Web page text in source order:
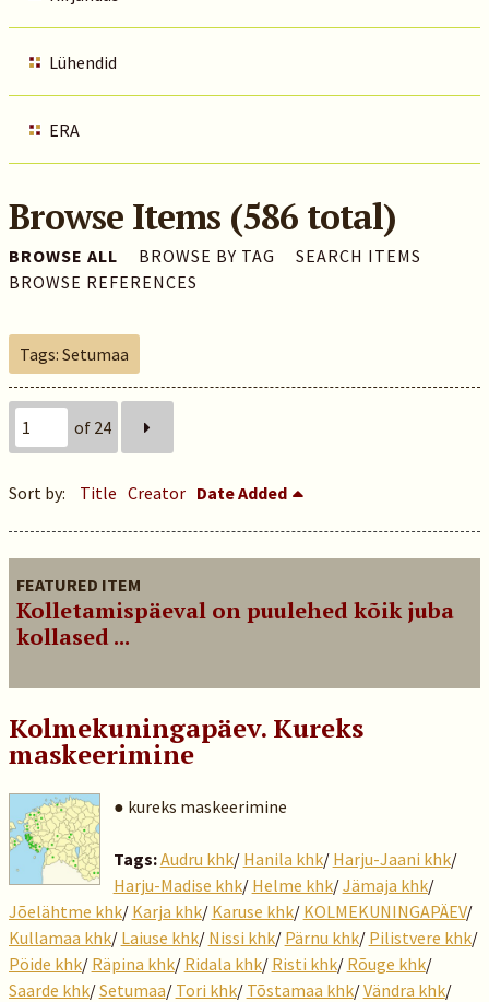
Lühendid
ERA
Browse Items (586 total)
BROWSE ALL BROWSE BY TAG
SEARCH ITEMS
BROWSE REFERENCES
Tags: Setumaa
of 24
Sort by: Title Creator Date Added
FEATURED ITEM
Kolletamispäeval on puulehed kõik juba
kollased ...
Kolmekuningapäev. Kureks
maskeerimine
● kureks maskeerimine
Tags:Audru khk/ Hanila khk/ Harju-Jaani khk/
Harju-Madise khk/ Helme khk/Jämaja khk/
Jõelähtme khk/ Karja khk/ Karuse khk/ KOLMEKUNINGAPÄEV/
Kullamaa khk/ Laiuse khk/ Nissi khk/ Pärnu khk/ Pilistvere khk/
Pöide khk/ Räpina khk/ Ridala khk/ Risti khk/ Rõuge khk/
Saarde khk/Setumaa/ Tori khk/ Tõstamaa khk/Vändra khk/